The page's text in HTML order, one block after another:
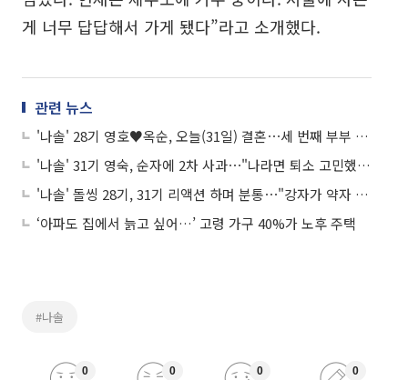
게 너무 답답해서 가게 됐다”라고 소개했다.
관련 뉴스
'나솔' 28기 영호♥옥순, 오늘(31일) 결혼⋯세 번째 부부 탄생 '역대급 기수'
'나솔' 31기 영숙, 순자에 2차 사과⋯"나라면 퇴소 고민했을 일"
'나솔' 돌씽 28기, 31기 리액션 하며 분통⋯"강자가 약자 괴롭히는 것 같아"
‘아파도 집에서 늙고 싶어…’ 고령 가구 40%가 노후 주택
#나솔
0 0 0 0